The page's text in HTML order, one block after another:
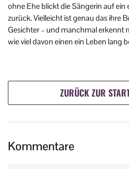
ohne Ehe blickt die Sängerin auf ein
zurück. Vielleicht ist genau das ihre
Gesichter – und manchmal erkennt
wie viel davon einen ein Leben lang
ZURÜCK ZUR
Kommentare